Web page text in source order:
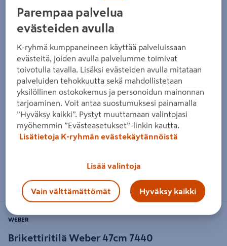
Edellinen
Zoomaa kuvaa sormilla kosketusnäytöllä
Brikettiritilä Weber 47cm 7440
WEBER
Parempaa palvelua
evästeiden avulla
K-ryhmä kumppaneineen käyttää palveluissaan
evästeitä, joiden avulla palvelumme toimivat
toivotulla tavalla. Lisäksi evästeiden avulla mitataan
palveluiden tehokkuutta sekä mahdollistetaan
yksilöllinen ostokokemus ja personoidun mainonnan
tarjoaminen. Voit antaa suostumuksesi painamalla
”Hyväksy kaikki”. Pystyt muuttamaan valintojasi
myöhemmin ”Evästeasetukset”-linkin kautta.
Lisätietoja K-ryhmän evästekäytännöistä
Lisää valintoja
Vain välttämättömät Hyväksy kaikki